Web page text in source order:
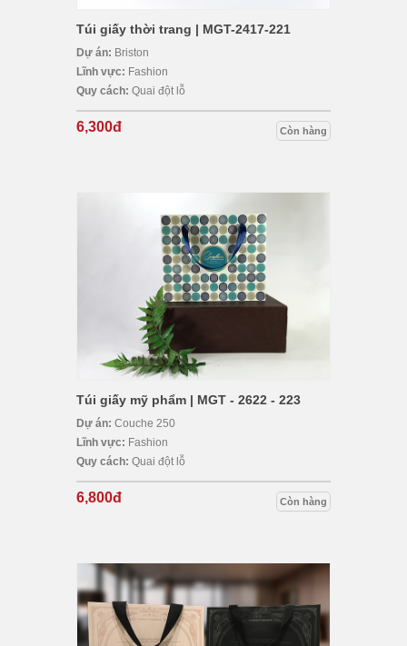
Túi giấy thời trang | MGT-2417-221
Dự án: Briston
Lĩnh vực: Fashion
Quy cách: Quai đột lỗ
6,300đ Còn hàng
Túi giấy mỹ phẩm | MGT - 2622 - 223
Dự án: Couche 250
Lĩnh vực: Fashion
Quy cách: Quai đột lỗ
6,800đ Còn hàng